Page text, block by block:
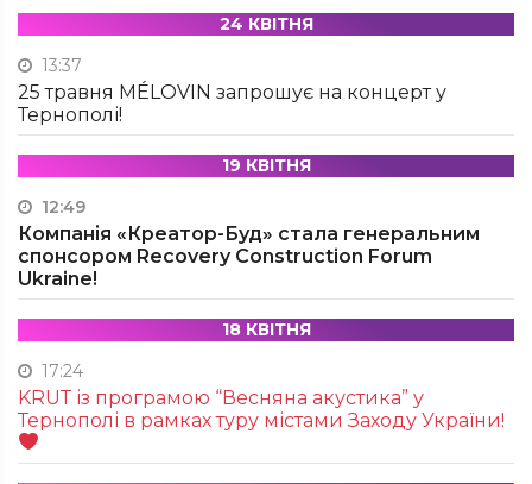
24 КВІТНЯ
13:37
25 травня MÉLOVIN запрошує на концерт у
Тернополі!
19 КВІТНЯ
12:49
Компанія «Креатор-Буд» стала генеральним
спонсором Recovery Construction Forum
Ukraine!
18 КВІТНЯ
17:24
KRUТ із програмою “Весняна акустика” у
Тернополі в рамках туру містами Заходу України!